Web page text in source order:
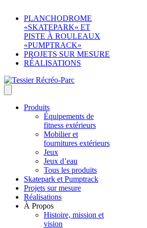
PLANCHODROME
«SKATEPARK» ET
PISTE À ROULEAUX
«PUMPTRACK»
PROJETS SUR MESURE
RÉALISATIONS
Produits
Équipements de
fitness extérieurs
Mobilier et
fournitures extérieurs
Jeux
Jeux d’eau
Tous les produits
Skatepark et Pumptrack
Projets sur mesure
Réalisations
À Propos
Histoire, mission et
vision